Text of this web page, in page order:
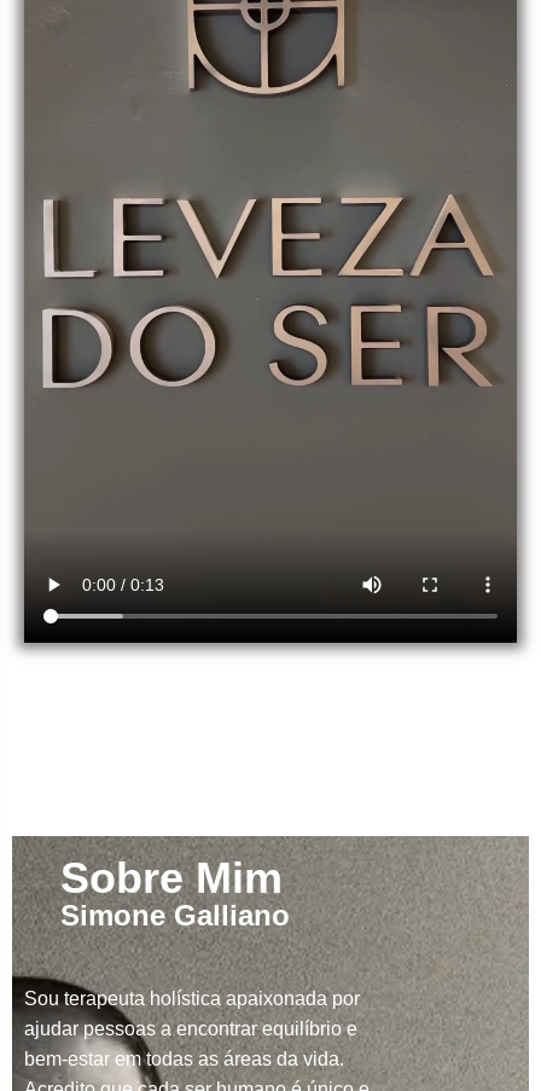
Sobre Mim
Simone Galliano
Sou terapeuta holística apaixonada por
ajudar pessoas a encontrar equilíbrio e
bem-estar em todas as áreas da vida.